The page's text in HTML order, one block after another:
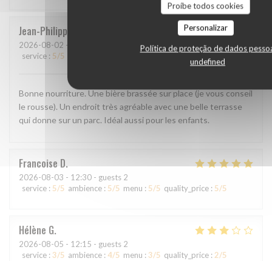
Proíbe todos cookies
Personalizar
Política de proteção de dados
undefined
Jean-Philippe
2026-08-02 - 19:00 - guests 3
service : 5/5 menu:5/5 quality_price:5/5
Bonne nourriture. Une bière brassée sur place (je vous conseil
le rousse). Un endroit très agréable avec une belle terrasse
qui donne sur un parc. Idéal aussi pour les enfants.
Francoise D
2026-08-03 - 12:30 - guests 2
service : 5/5 ambience : 5/5 menu : 5/5 quality_price : 5/5
Hélène G
2026-08-05 - 12:15 - guests 2
service : 3/5 ambience : 4/5 menu : 3/5 quality_price : 2/5